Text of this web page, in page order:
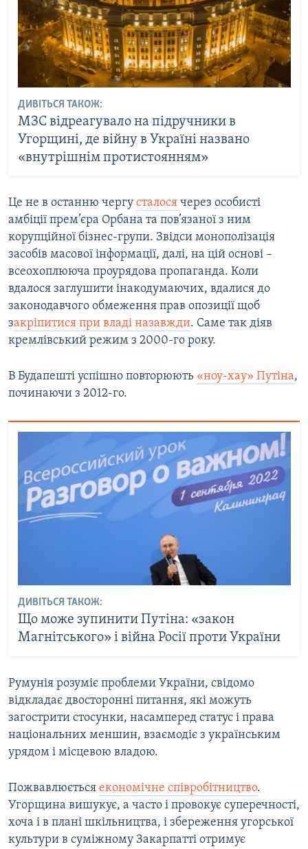
ДИВІТЬСЯ ТАКОЖ:
МЗС відреагувало на підручники в
Угорщині, де війну в Україні названо
«внутрішнім протистоянням»
Це не в останню чергу сталося через особисті
амбіції прем’єра Орбана та пов’язаної з ним
корупційної бізнес-групи. Звідси монополізація
засобів масової інформації, далі, на цій основі –
всеохоплююча проурядова пропаганда. Коли
вдалося заглушити інакодумаючих, вдалися до
законодавчого обмеження прав опозиції щоб
закріпитися при владі назавжди. Саме так діяв
кремлівський режим з 2000-го року.
В Будапешті успішно повторюють «ноу-хау» Путіна,
починаючи з 2012-го.
ДИВІТЬСЯ ТАКОЖ:
Що може зупинити Путіна: «закон
Магнітського» і війна Росії проти України
Румунія розуміє проблеми України, свідомо
відкладає двосторонні питання, які можуть
загострити стосунки, насамперед статус і права
національних меншин, взаємодіє з українським
урядом і місцевою владою.
Пожвавлюється економічне співробітництво.
Угорщина вишукує, а часто і провокує суперечності,
хоча і в плані шкільництва, і збереження угорської
культури в суміжному Закарпатті отримує